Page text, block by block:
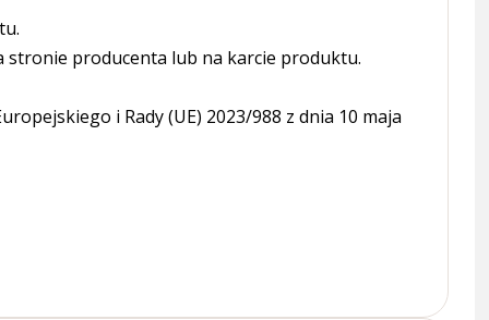
stronie producenta lub na karcie produktu.
i Rady (UE) 2023/988 z dnia 10 maja